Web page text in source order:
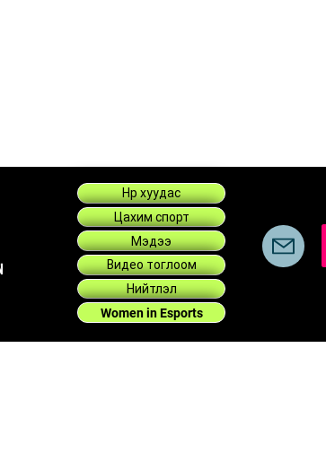
Нүүр хуудас
Цахим спорт
Мэдээ
Видео тоглоом
Нийтлэл
Women in Esports